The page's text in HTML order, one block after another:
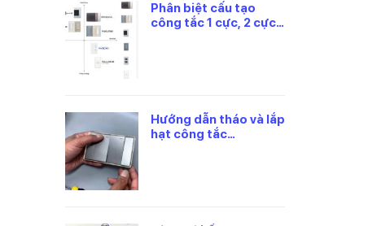
Phân biệt cấu tạo
công tắc 1 cực, 2 cực
Hướng dẫn tháo và lắp
hạt công tắc